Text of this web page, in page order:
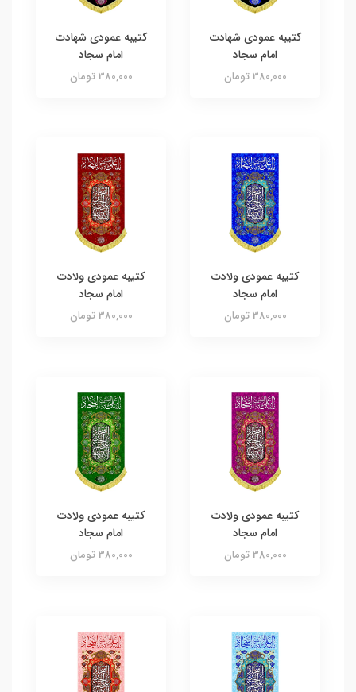
کتیبه عمودی شهادت
امام سجاد
380,000 تومان
کتیبه عمودی شهادت
امام سجاد
380,000 تومان
کتیبه عمودی ولادت
امام سجاد
380,000 تومان
کتیبه عمودی ولادت
امام سجاد
380,000 تومان
کتیبه عمودی ولادت
امام سجاد
380,000 تومان
کتیبه عمودی ولادت
امام سجاد
380,000 تومان